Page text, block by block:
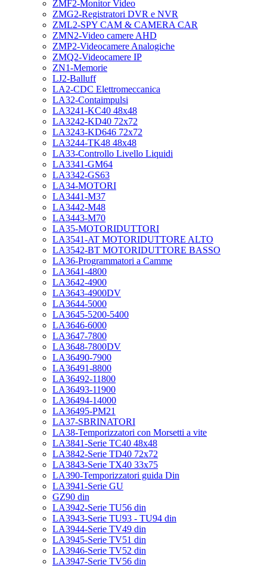
ZMF2-Monitor Video
ZMG2-Registratori DVR e NVR
ZML2-SPY CAM & CAMERA CAR
ZMN2-Video camere AHD
ZMP2-Videocamere Analogiche
ZMQ2-Videocamere IP
ZN1-Memorie
LJ2-Balluff
LA2-CDC Elettromeccanica
LA32-Contaimpulsi
LA3241-KC40 48x48
LA3242-KD40 72x72
LA3243-KD646 72x72
LA3244-TK48 48x48
LA33-Controllo Livello Liquidi
LA3341-GM64
LA3342-GS63
LA34-MOTORI
LA3441-M37
LA3442-M48
LA3443-M70
LA35-MOTORIDUTTORI
LA3541-AT MOTORIDUTTORE ALTO
LA3542-BT MOTORIDUTTORE BASSO
LA36-Programmatori a Camme
LA3641-4800
LA3642-4900
LA3643-4900DV
LA3644-5000
LA3645-5200-5400
LA3646-6000
LA3647-7800
LA3648-7800DV
LA36490-7900
LA36491-8800
LA36492-11800
LA36493-11900
LA36494-14000
LA36495-PM21
LA37-SBRINATORI
LA38-Temporizzatori con Morsetti a vite
LA3841-Serie TC40 48x48
LA3842-Serie TD40 72x72
LA3843-Serie TX40 33x75
LA390-Temporizzatori guida Din
LA3941-Serie GU
GZ90 din
LA3942-Serie TU56 din
LA3943-Serie TU93 - TU94 din
LA3944-Serie TV49 din
LA3945-Serie TV51 din
LA3946-Serie TV52 din
LA3947-Serie TV56 din